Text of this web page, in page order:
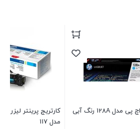
کارتریج اچ پی مدل 128A رنگ آبی
کارتریج پرینتر لیزری سامسونگ